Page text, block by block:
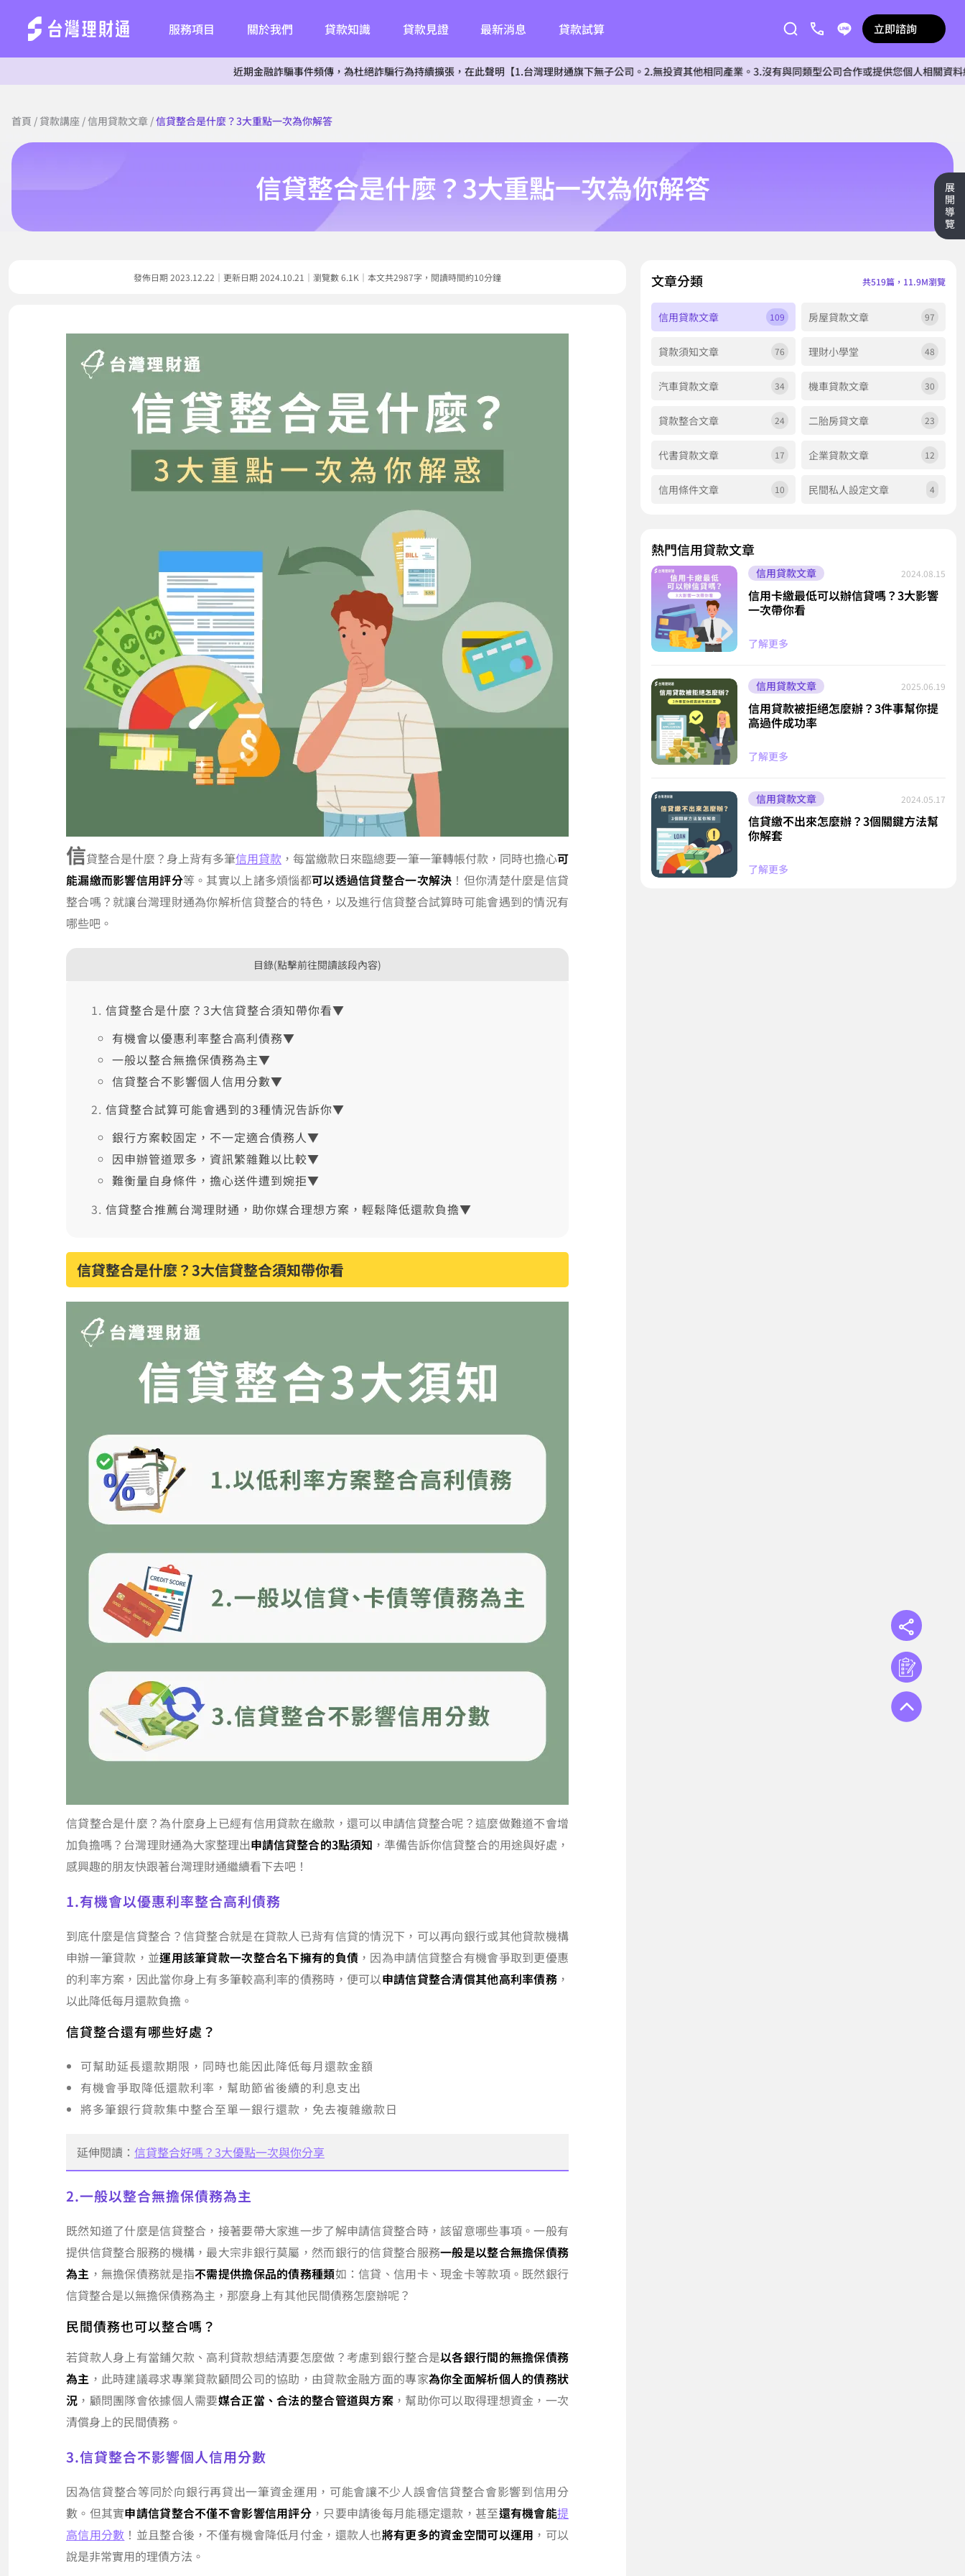
服務項目 關於我們 貸款知識 貸款見證 最新消息 貸款試算 立即諮詢
近期金融詐騙事件頻傳，為杜絕詐騙行為持續擴張，在此聲明【1.台灣理財通旗下無子公司。2.無投資其他相同產業。3.沒有與同類型公司合作或提供您個人相關資料給任何
首頁 / 貸款講座 /信用貸款文章 /信貸整合是什麼？3大重點一次為你解答
信貸整合是什麼？3大重點一次為你解答
發佈日期 2023.12.22｜更新日期 2024.10.21｜瀏覽數 6.1K｜本文共2987字，閱讀時間約10分鐘
信貸整合是什麼？身上背有多筆信用貸款 ，每當繳款日來臨總要一筆一筆轉帳付款，同時也擔心可
能漏繳而影響信用評分等。其實以上諸多煩惱都可以透過信貸整合一次解決 ！但你清楚什麼是信貸
整合嗎？就讓台灣理財通為你解析信貸整合的特色，以及進行信貸整合試算時可能會遇到的情況有
哪些吧。
目錄(點擊前往閱讀該段內容)
信貸整合是什麼？3大信貸整合須知帶你看▼
有機會以優惠利率整合高利債務▼
一般以整合無擔保債務為主▼
信貸整合不影響個人信用分數▼
信貸整合試算可能會遇到的3種情況告訴你▼
銀行方案較固定，不一定適合債務人▼
因申辦管道眾多，資訊繁雜難以比較▼
難衡量自身條件，擔心送件遭到婉拒▼
信貸整合推薦台灣理財通，助你媒合理想方案，輕鬆降低還款負擔▼
信貸整合是什麼？3大信貸整合須知帶你看
信貸整合是什麼？為什麼身上已經有信用貸款在繳款，還可以申請信貸整合呢？這麼做難道不會增
加負擔嗎？台灣理財通為大家整理出申請信貸整合的3點須知 ，準備告訴你信貸整合的用途與好處，
感興趣的朋友快跟著台灣理財通繼續看下去吧！
1.有機會以優惠利率整合高利債務
到底什麼是信貸整合？信貸整合就是在貸款人已背有信貸的情況下，可以再向銀行或其他貸款機構
申辦一筆貸款，並運用該筆貸款一次整合名下擁有的負債 ，因為申請信貸整合有機會爭取到更優惠
的利率方案，因此當你身上有多筆較高利率的債務時，便可以申請信貸整合清償其他高利率債務 ，
以此降低每月還款負擔。
信貸整合還有哪些好處？
可幫助延長還款期限，同時也能因此降低每月還款金額
有機會爭取降低還款利率，幫助節省後續的利息支出
將多筆銀行貸款集中整合至單一銀行還款，免去複雜繳款日
延伸閱讀：信貸整合好嗎？3大優點一次與你分享
2.一般以整合無擔保債務為主
既然知道了什麼是信貸整合，接著要帶大家進一步了解申請信貸整合時，該留意哪些事項。一般有
提供信貸整合服務的機構，最大宗非銀行莫屬，然而銀行的信貸整合服務一般是以整合無擔保債務
為主 ，無擔保債務就是指不需提供擔保品的債務種類如：信貸、信用卡、現金卡等款項。既然銀行
信貸整合是以無擔保債務為主，那麼身上有其他民間債務怎麼辦呢？
民間債務也可以整合嗎？
若貸款人身上有當鋪欠款、高利貸款想結清要怎麼做？考慮到銀行整合是以各銀行間的無擔保債務
為主 ，此時建議尋求專業貸款顧問公司的協助，由貸款金融方面的專家為你全面解析個人的債務狀
況 ，顧問團隊會依據個人需要媒合正當、合法的整合管道與方案 ，幫助你可以取得理想資金，一次
清償身上的民間債務。
3.信貸整合不影響個人信用分數
因為信貸整合等同於向銀行再貸出一筆資金運用，可能會讓不少人誤會信貸整合會影響到信用分
數。但其實申請信貸整合不僅不會影響信用評分 ，只要申請後每月能穩定還款，甚至還有機會能提
高信用分數 ！並且整合後，不僅有機會降低月付金，還款人也將有更多的資金空間可以運用 ，可以
說是非常實用的理債方法。
文章分類 共519篇，11.9M瀏覽
信用貸款文章 109 房屋貸款文章 97
貸款須知文章 76 理財小學堂 48
汽車貸款文章 34 機車貸款文章 30
貸款整合文章 24 二胎房貸文章 23
代書貸款文章 17 企業貸款文章 12
信用條件文章 10 民間私人設定文章 4
熱門信用貸款文章
信用貸款文章 2024.08.15
信用卡繳最低可以辦信貸嗎？3大影響
一次帶你看
了解更多
信用貸款文章 2025.06.19
信用貸款被拒絕怎麼辦？3件事幫你提
高過件成功率
了解更多
信用貸款文章 2024.05.17
信貸繳不出來怎麼辦？3個關鍵方法幫
你解套
了解更多
展
開
導
覽